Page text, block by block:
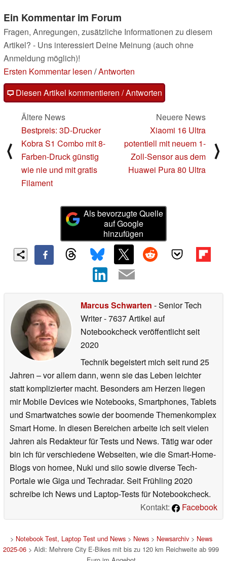
Ein Kommentar im Forum
Fragen, Anregungen, zusätzliche Informationen zu diesem
Artikel? - Uns interessiert Deine Meinung (auch ohne
Anmeldung möglich)!
Ersten Kommentar lesen /Antworten
Diesen Artikel kommentieren / Antworten
⟨
Ältere News
Bestpreis: 3D-Drucker
Kobra S1 Combo mit 8-
Farben-Druck günstig
wie nie und mit gratis
Filament
Neuere News
Xiaomi 16 Ultra
potentiell mit neuem 1-
Zoll-Sensor aus dem
Huawei Pura 80 Ultra
⟩
Als bevorzugte Quelle
auf Google
hinzufügen
Marcus Schwarten - Senior Tech
Writer- 7637 Artikel auf
Notebookcheck veröffentlichtseit
2020
Technik begeistert mich seit rund 25
Jahren – vor allem dann, wenn sie das Leben leichter
statt komplizierter macht. Besonders am Herzen liegen
mir Mobile Devices wie Notebooks, Smartphones, Tablets
und Smartwatches sowie der boomende Themenkomplex
Smart Home. In diesen Bereichen arbeite ich seit vielen
Jahren als Redakteur für Tests und News. Tätig war oder
bin ich für verschiedene Webseiten, wie die Smart-Home-
Blogs von homee, Nuki und siio sowie diverse Tech-
Portale wie Giga und Techradar. Seit Frühling 2020
schreibe ich News und Laptop-Tests für Notebookcheck.
Kontakt:
Facebook
> Notebook Test, Laptop Test und News> News> Newsarchiv> News
2025-06 > Aldi: Mehrere City E-Bikes mit bis zu 120 km Reichweite ab 999